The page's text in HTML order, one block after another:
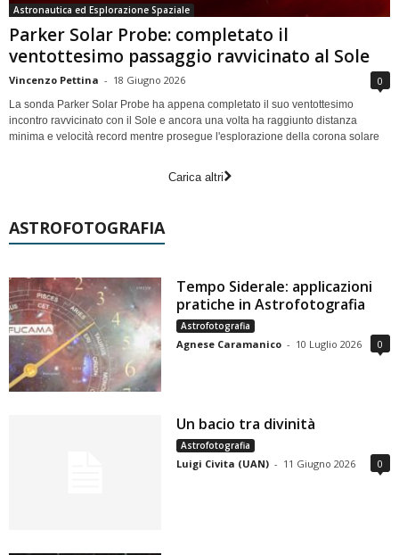
Astronautica ed Esplorazione Spaziale
Parker Solar Probe: completato il
ventottesimo passaggio ravvicinato al Sole
Vincenzo Pettina - 18 Giugno 2026 0
La sonda Parker Solar Probe ha appena completato il suo ventottesimo
incontro ravvicinato con il Sole e ancora una volta ha raggiunto distanza
minima e velocità record mentre prosegue l'esplorazione della corona solare
Carica altri
ASTROFOTOGRAFIA
Tempo Siderale: applicazioni
pratiche in Astrofotografia
Astrofotografia
Agnese Caramanico - 10 Luglio 2026 0
Un bacio tra divinità
Astrofotografia
Luigi Civita (UAN) - 11 Giugno 2026 0